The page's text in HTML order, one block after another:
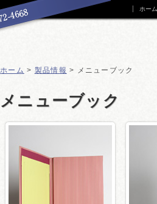
ホーム
ホーム > 製品情報 > メニューブック
メニューブック